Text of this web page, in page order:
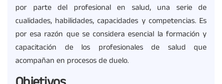
por parte del profesional en salud, una serie de
cualidades, habilidades, capacidades y competencias. Es
por esa razón que se considera esencial la formación y
capacitación de los profesionales de salud que
acompañan en procesos de duelo.